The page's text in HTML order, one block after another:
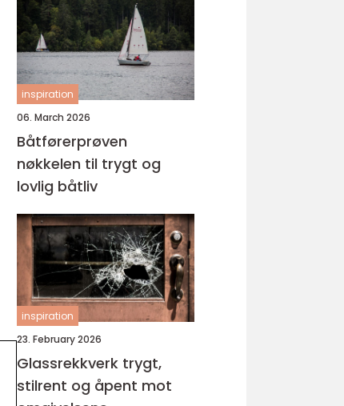
inspiration
06. March 2026
Båtførerprøven
nøkkelen til trygt og
lovlig båtliv
inspiration
23. February 2026
Glassrekkverk trygt,
stilrent og åpent mot